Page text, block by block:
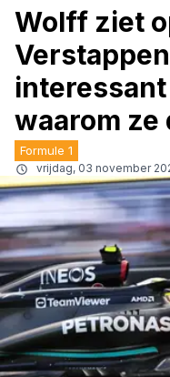
Wolff ziet
waarom ze
Formule 1
vrijdag, 03 november